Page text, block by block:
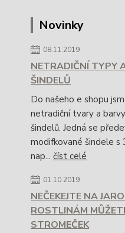
Novinky
08.11.2019
NETRADIČNÍ TYPY
ŠINDELŮ
Do našeho e shopu
netradiční tvary a
šindelů. Jedná se
modifkované šindele
nap... číst celé
01.10.2019
NEČEKEJTE NA
ROSTLINÁM
STROMEČEK